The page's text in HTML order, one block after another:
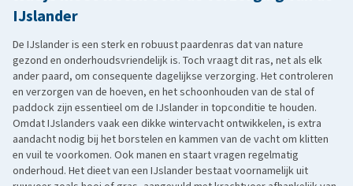
IJslander
De IJslander is een sterk en robuust paardenras dat van nature
gezond en onderhoudsvriendelijk is. Toch vraagt dit ras, net als elk
ander paard, om consequente dagelijkse verzorging. Het controleren
en verzorgen van de hoeven, en het schoonhouden van de stal of
paddock zijn essentieel om de IJslander in topconditie te houden.
Omdat IJslanders vaak een dikke wintervacht ontwikkelen, is extra
aandacht nodig bij het borstelen en kammen van de vacht om klitten
en vuil te voorkomen. Ook manen en staart vragen regelmatig
onderhoud. Het dieet van een IJslander bestaat voornamelijk uit